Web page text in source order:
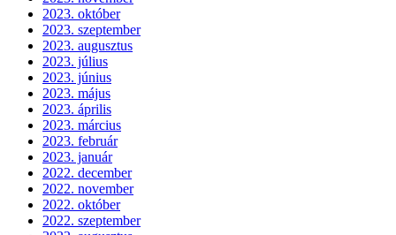
2023. október
2023. szeptember
2023. augusztus
2023. július
2023. június
2023. május
2023. április
2023. március
2023. február
2023. január
2022. december
2022. november
2022. október
2022. szeptember